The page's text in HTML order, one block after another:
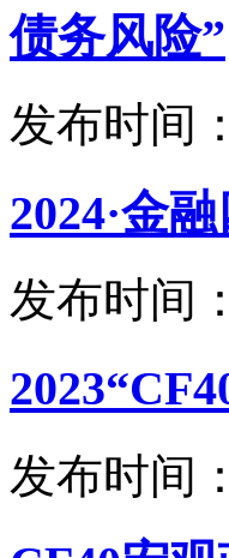
债务风险”
发布时间
2024·金
发布时间
发布时间